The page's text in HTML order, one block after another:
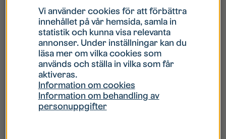
Vi använder cookies för att förbättra
innehållet på vår hemsida, samla in
statistik och kunna visa relevanta
annonser. Under inställningar kan du
läsa mer om vilka cookies som
används och ställa in vilka som får
aktiveras.
Information om cookies
Information om behandling av
personuppgifter